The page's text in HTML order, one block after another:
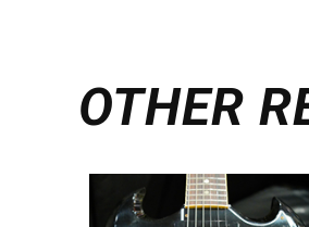
OTHER